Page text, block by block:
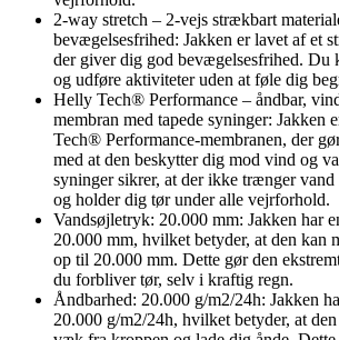
2-way stretch – 2-vejs strækbart
bevægelsesfrihed: Jakken er lavet af et
der giver dig god bevægelsesfrihed. Du
og udføre aktiviteter uden at føle dig
Helly Tech® Performance – åndbar,
membran med tapede syninger: Jakken
Tech® Performance-membranen, der
med at den beskytter dig mod vind og
syninger sikrer, at der ikke trænger vand
og holder dig tør under alle vejrforhold.
Vandsøjletryk: 20.000 mm: Jakken har
20.000 mm, hvilket betyder, at den kan
op til 20.000 mm. Dette gør den
du forbliver tør, selv i kraftig regn.
Åndbarhed: 20.000 g/m2/24h: Jakken
20.000 g/m2/24h, hvilket betyder, at